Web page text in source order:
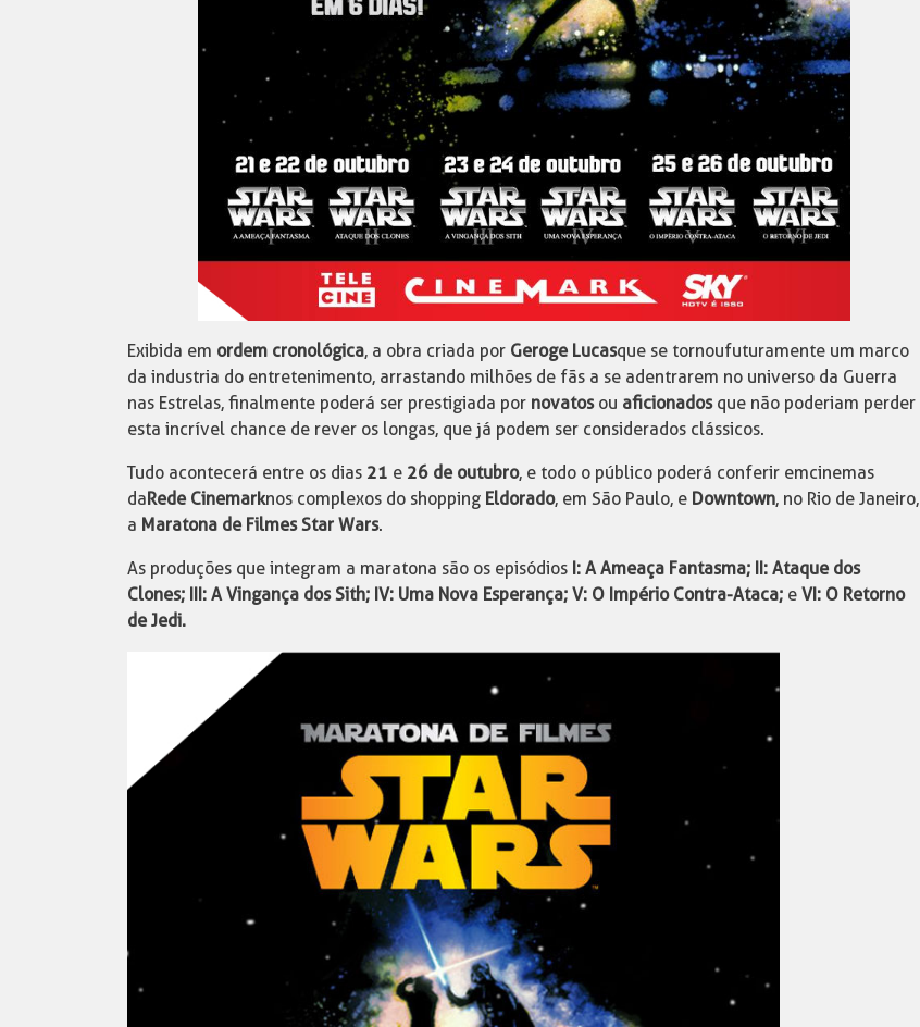
Exibida em ordem cronológica, a obra criada por Geroge Lucasque se tornou futuramente um marco
da industria do entretenimento, arrastando milhões de fãs a se adentrarem no universo da Guerra
nas Estrelas, finalmente poderá ser prestigiada por novatosou aficionadosque não poderiam perder
esta incrível chance de rever os longas, que já podem ser considerados clássicos.
Tudo acontecerá entre os dias 21 e 26 de outubro, e todo o público poderá conferir em cinemas
daRede Cinemarknos complexos do shopping Eldorado, em São Paulo, e Downtown, no Rio de Janeiro,
a Maratona de Filmes Star Wars.
As produções que integram a maratona são os episódios I: A Ameaça Fantasma; II: Ataque dos
Clones; III: A Vingança dos Sith; IV: Uma Nova Esperança; V: O Império Contra-Ataca; e VI: O Retorno
de Jedi.